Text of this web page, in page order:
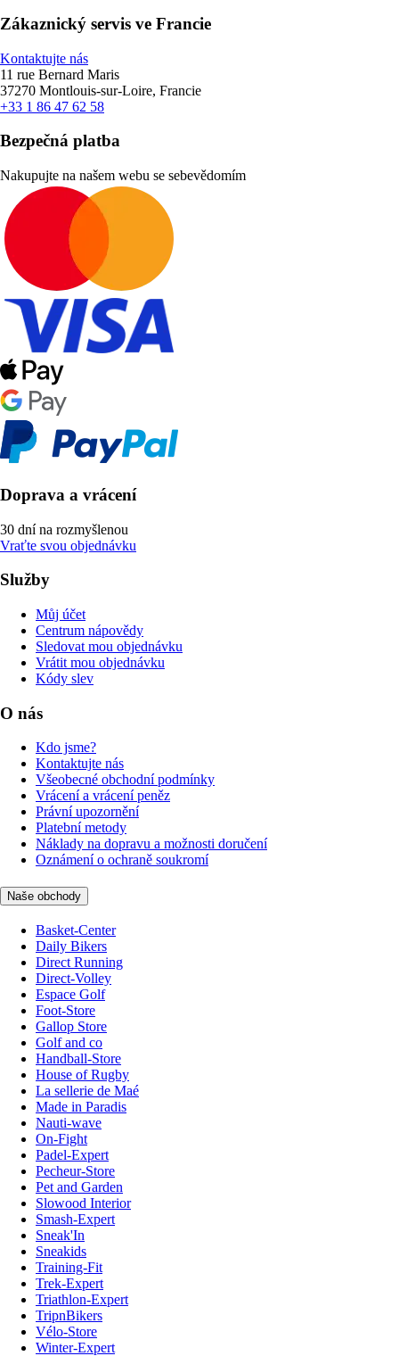
Zákaznický servis ve Francie
Kontaktujte nás
11 rue Bernard Maris
37270 Montlouis-sur-Loire, Francie
+33 1 86 47 62 58
Bezpečná platba
Nakupujte na našem webu se sebevědomím
Doprava a vrácení
30 dní na rozmyšlenou
Vraťte svou objednávku
Služby
Můj účet
Centrum nápovědy
Sledovat mou objednávku
Vrátit mou objednávku
Kódy slev
O nás
Kdo jsme?
Kontaktujte nás
Všeobecné obchodní podmínky
Vrácení a vrácení peněz
Právní upozornění
Platební metody
Náklady na dopravu a možnosti doručení
Oznámení o ochraně soukromí
Naše obchody
Basket-Center
Daily Bikers
Direct Running
Direct-Volley
Espace Golf
Foot-Store
Gallop Store
Golf and co
Handball-Store
House of Rugby
La sellerie de Maé
Made in Paradis
Nauti-wave
On-Fight
Padel-Expert
Pecheur-Store
Pet and Garden
Slowood Interior
Smash-Expert
Sneak'In
Sneakids
Training-Fit
Trek-Expert
Triathlon-Expert
TripnBikers
Vélo-Store
Winter-Expert